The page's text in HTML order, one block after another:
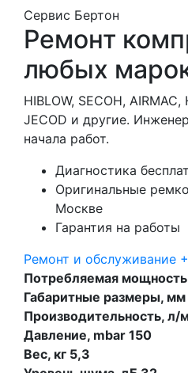
Сервис Бертон
Ремонт
любых
HIBLOW, SECOH,
JECOD и другие.
начала работ.
Диагностика
Оригинальные
Москве
Гарантия на работы
Ремонт и обслуживание
Потребляемая
Габаритные размеры,
Производительность, л/
Давление, mbar 150
Вес, кг 5,3